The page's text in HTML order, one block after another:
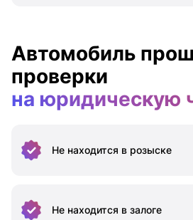
Автомобиль
проверки
на юридическую
Не находится в розыске
Не находится в залоге